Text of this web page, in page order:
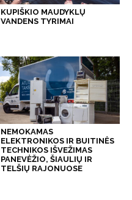
KUPIŠKIO MAUDYKLŲ
VANDENS TYRIMAI
NEMOKAMAS
ELEKTRONIKOS IR BUITINĖS
TECHNIKOS IŠVEŽIMAS
PANEVĖŽIO, ŠIAULIŲ IR
TELŠIŲ RAJONUOSE